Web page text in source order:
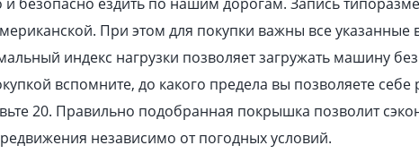
При этом для покупки важны все указанные
индекс нагрузки позволяет загружать машину
вспомните, до какого предела вы позволяете себе
20. Правильно подобранная покрышка позволит
независимо от погодных условий.